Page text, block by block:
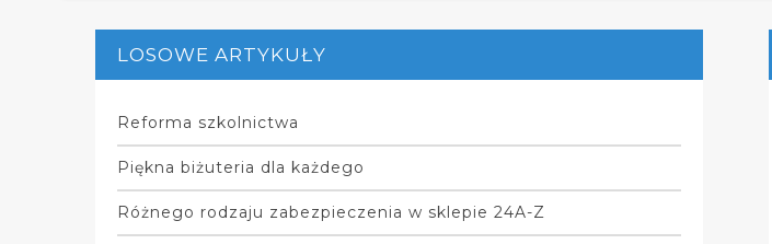
LOSOWE ARTYKUŁY
Reforma szkolnictwa
Piękna biżuteria dla każdego
Różnego rodzaju zabezpieczenia w sklepie 24A-Z